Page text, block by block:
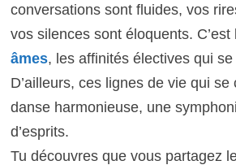
conversations sont fluides, vos
vos silences sont éloquents. C’est
âmes, les affinités électives qui
D’ailleurs, ces lignes de vie qui
danse harmonieuse, une
d’esprits.
Tu découvres que vous partagez